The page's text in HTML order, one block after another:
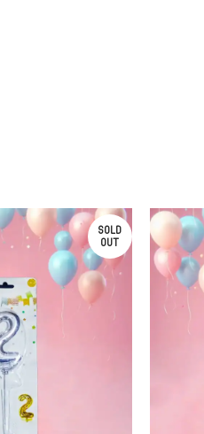
SOLD
OUT